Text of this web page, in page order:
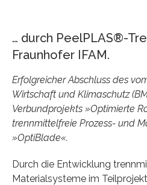
… durch PeelPLAS®-
Fraunhofer IFAM.
Erfolgreicher Abschluss des
Wirtschaft und Klimaschutz
Verbundprojekts »Optimierte
trennmittelfreie Prozess- und
»OptiBlade«.
Durch die Entwicklung
Materialsysteme im